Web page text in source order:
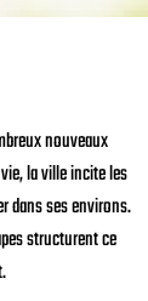
nouveaux
la ville incite les
dans ses environs.
structurent ce